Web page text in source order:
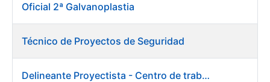
Oficial 2ª Galvanoplastia
Técnico de Proyectos de Seguridad
Delineante Proyectista - Centro de trabajo de Burgos